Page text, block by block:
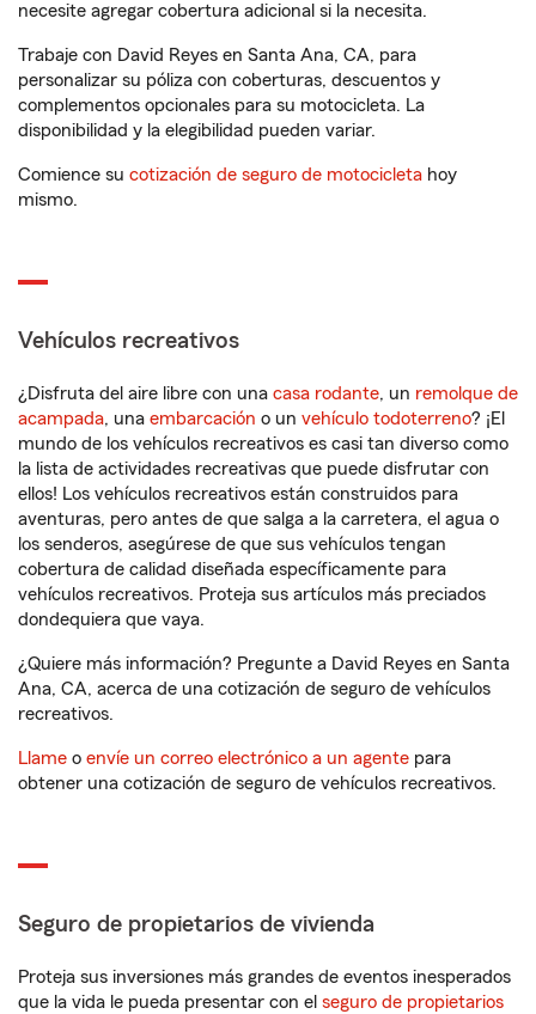
necesite agregar cobertura adicional si la necesita.
Trabaje con David Reyes en Santa Ana, CA, para
personalizar su póliza con coberturas, descuentos y
complementos opcionales para su motocicleta. La
disponibilidad y la elegibilidad pueden variar.
Comience su cotización de seguro de motocicleta hoy
mismo.
Vehículos recreativos
¿Disfruta del aire libre con una casa rodante, un remolque de
acampada, una embarcación o un vehículo todoterreno? ¡El
mundo de los vehículos recreativos es casi tan diverso como
la lista de actividades recreativas que puede disfrutar con
ellos! Los vehículos recreativos están construidos para
aventuras, pero antes de que salga a la carretera, el agua o
los senderos, asegúrese de que sus vehículos tengan
cobertura de calidad diseñada específicamente para
vehículos recreativos. Proteja sus artículos más preciados
dondequiera que vaya.
¿Quiere más información? Pregunte a David Reyes en Santa
Ana, CA, acerca de una cotización de seguro de vehículos
recreativos.
Llame o envíe un correo electrónico a un agente para
obtener una cotización de seguro de vehículos recreativos.
Seguro de propietarios de vivienda
Proteja sus inversiones más grandes de eventos inesperados
que la vida le pueda presentar con el seguro de propietarios